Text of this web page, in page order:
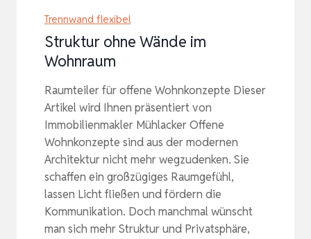
Trennwand flexibel
Struktur ohne Wände im
Wohnraum
Raumteiler für offene Wohnkonzepte Dieser
Artikel wird Ihnen präsentiert von
Immobilienmakler Mühlacker Offene
Wohnkonzepte sind aus der modernen
Architektur nicht mehr wegzudenken. Sie
schaffen ein großzügiges Raumgefühl,
lassen Licht fließen und fördern die
Kommunikation. Doch manchmal wünscht
man sich mehr Struktur und Privatsphäre,